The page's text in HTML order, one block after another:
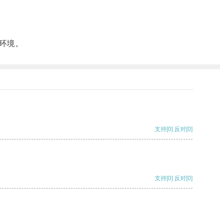
境。
支持[0] 反对[0]
支持[0] 反对[0]